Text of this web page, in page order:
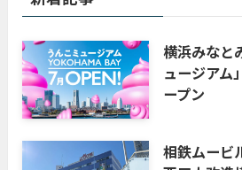
横浜みなと
ュージアム
ープン
相鉄ムービ